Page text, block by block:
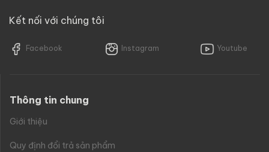
Kết nối với chúng tôi
Facebook Instagram Youtube
Thông tin chung
Giới thiệu
Quy định đổi trả sản phẩm